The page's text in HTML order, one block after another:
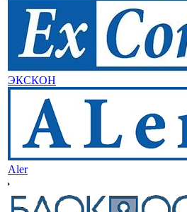
ЭКСКОН
Aler